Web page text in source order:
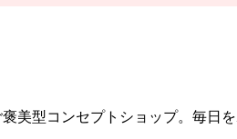
美型コンセプトショップ。毎日